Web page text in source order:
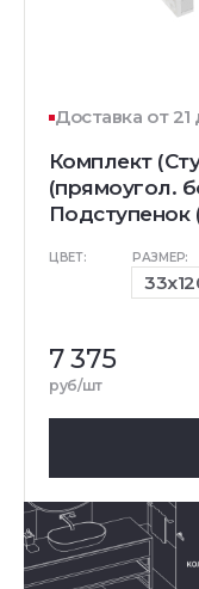
Доставка от 21
Комплект
(прямоугол.
Подступенок
ЦВЕТ: РАЗМЕР:
7 375
руб/шт